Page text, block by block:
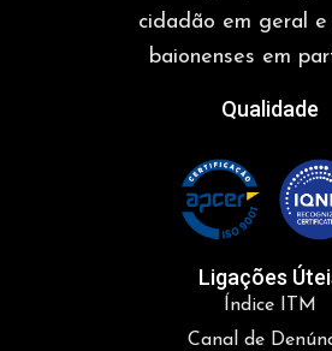
cidadão em geral e
baionenses em
Qualidade
Ligações
Índice ITM
Canal de